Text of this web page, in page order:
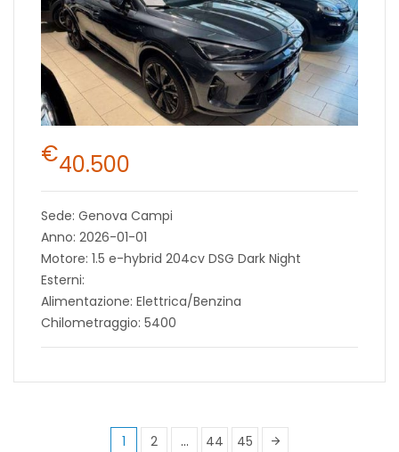
€40.500
Sede: Genova Campi
Anno: 2026-01-01
Motore: 1.5 e-hybrid 204cv DSG Dark Night
Esterni:
Alimentazione: Elettrica/Benzina
Chilometraggio: 5400
1 2 … 44 45